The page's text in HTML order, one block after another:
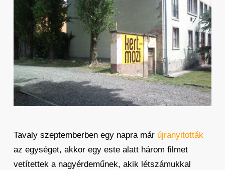
Tavaly szeptemberben egy napra már újranyitották
az egységet, akkor egy este alatt három filmet
vetítettek a nagyérdeműnek, akik létszámukkal